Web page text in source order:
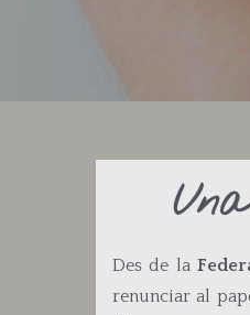
Des de la
renunciar al